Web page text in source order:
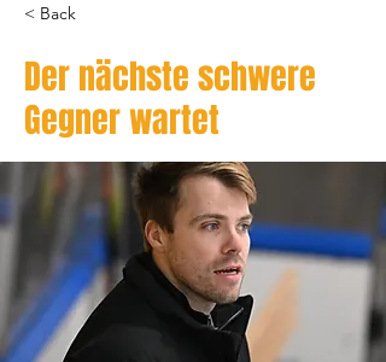
< Back
Der nächste schwere
Gegner wartet